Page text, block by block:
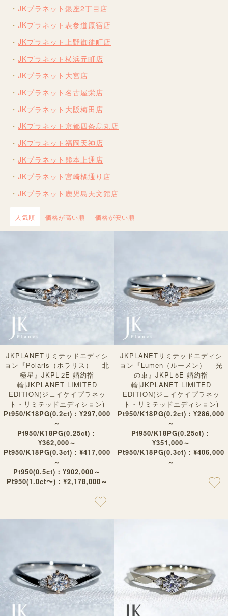
JKプラネット銀座2丁目店
JKプラネット表参道原宿店
JKプラネット上野御徒町店
JKプラネット横浜元町店
JKプラネット大宮店
JKプラネット名古屋栄店
JKプラネット大阪梅田店
JKプラネット京都四条烏丸店
JKプラネット福岡天神店
JKプラネット熊本上通店
JKプラネット宮崎橘通り店
JKプラネット鹿児島天文館店
人気順 価格が高い順 価格が安い順
JKPLANETリミテッドエディシ
ョン『Polaris（ポラリス）— 北
極星』JKPL-2E 婚約指
輪|JKPLANET LIMITED
EDITION(ジェイケイプラネッ
ト・リミテッドエディション)
Pt950/K18PG(0.2ct)：¥297,000
～
Pt950/K18PG(0.25ct)：
¥362,000～
Pt950/K18PG(0.3ct)：¥417,000
～
Pt950(0.5ct)：¥902,000～
Pt950(1.0ct〜)：¥2,178,000～
JKPLANETリミテッドエディシ
ョン『Lumen（ルーメン）— 光
の束』JKPL-5E 婚約指
輪|JKPLANET LIMITED
EDITION(ジェイケイプラネッ
ト・リミテッドエディション)
Pt950/K18PG(0.2ct)：¥286,000
～
Pt950/K18PG(0.25ct)：
¥351,000～
Pt950/K18PG(0.3ct)：¥406,000
～